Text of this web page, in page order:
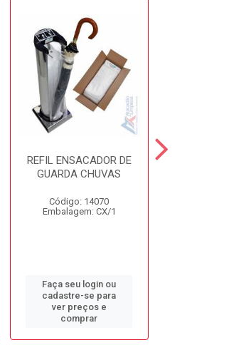
REFIL ENSACADOR DE
GUARDA CHUVAS
Código: 14070
Embalagem: CX/1
Faça seu login ou
cadastre-se para
ver preços e
comprar